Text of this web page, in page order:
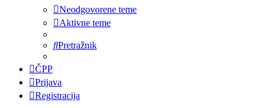
Neodgovorene teme
Aktivne teme
Pretražnik
ČPP
Prijava
Registracija